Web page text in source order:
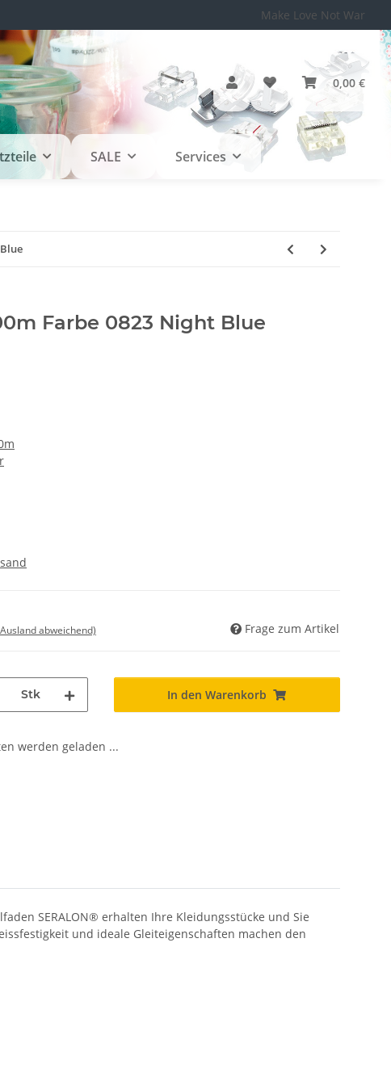
Make Love Not War
0,00 €
SALE Services
Farbe 0823 Night Blue
abweichend) Frage zum Artikel
Stk In den Warenkorb
werden geladen ...
SERALON® erhalten Ihre Kleidungsstücke und Sie
und ideale Gleiteigenschaften machen den